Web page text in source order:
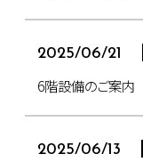
2025/06/21
6階設備のご案内
2025/06/13